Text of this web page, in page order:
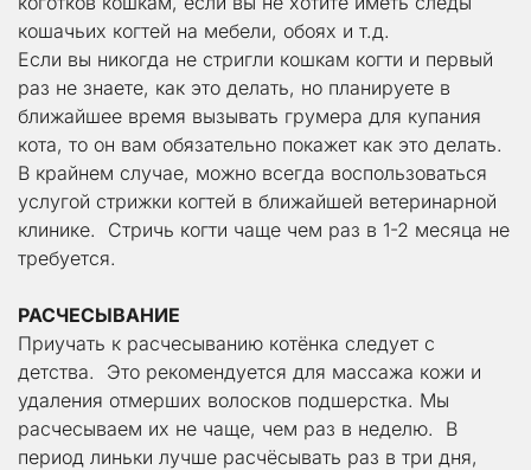
кошачьих когтей на мебели, обоях и т.д.
Если вы никогда не стригли кошкам когти и первый
раз не знаете, как это делать, но планируете в
ближайшее время вызывать грумера для купания
кота, то он вам обязательно покажет как это делать.
В крайнем случае, можно всегда воспользоваться
услугой стрижки когтей в ближайшей ветеринарной
клинике.  Стричь когти чаще чем раз в 1-2 месяца не
требуется.
РАСЧЕСЫВАНИЕ
Приучать к расчесыванию котёнка следует с
детства.  Это рекомендуется для массажа кожи и
удаления отмерших волосков подшерстка. Мы
расчесываем их не чаще, чем раз в неделю.  В
период линьки лучше расчёсывать раз в три дня,